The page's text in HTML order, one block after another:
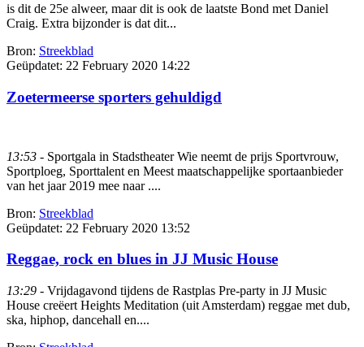
is dit de 25e alweer, maar dit is ook de laatste Bond met Daniel
Craig. Extra bijzonder is dat dit...
Bron: Streekblad
Geüpdatet: 22 February 2020 14:22
Zoetermeerse sporters gehuldigd
13:53 - Sportgala in Stadstheater Wie neemt de prijs Sportvrouw,
Sportploeg, Sporttalent en Meest maatschappelijke sportaanbieder
van het jaar 2019 mee naar ....
Bron: Streekblad
Geüpdatet: 22 February 2020 13:52
Reggae, rock en blues in JJ Music House
13:29 - Vrijdagavond tijdens de Rastplas Pre-party in JJ Music
House creëert Heights Meditation (uit Amsterdam) reggae met dub,
ska, hiphop, dancehall en....